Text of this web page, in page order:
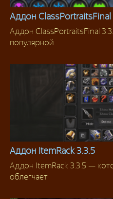
Аддоны 3.3.5
Аддон ClassPortraitsFinal
Аддон ClassPortraitsFinal
популярной
Аддоны 3.3.5
Аддон ItemRack 3.3.5
Аддон ItemRack 3.3.5 —
облегчает